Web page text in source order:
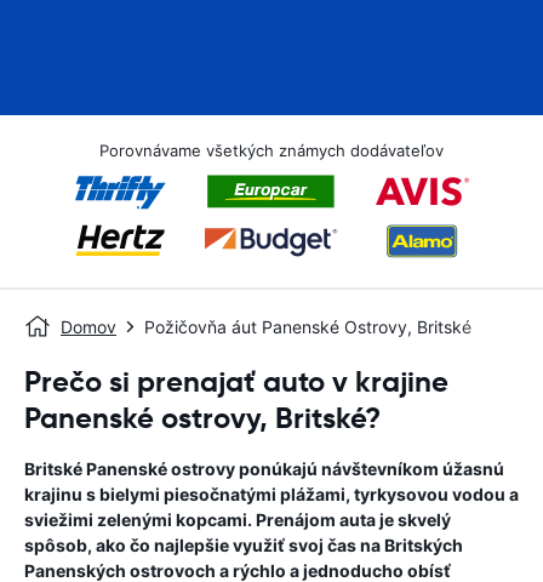
Porovnávame všetkých známych dodávateľov
Domov Požičovňa áut Panenské Ostrovy, Britské
Prečo si prenajať auto v krajine
Panenské ostrovy, Britské?
Britské Panenské ostrovy ponúkajú návštevníkom úžasnú
krajinu s bielymi piesočnatými plážami, tyrkysovou vodou a
sviežimi zelenými kopcami. Prenájom auta je skvelý
spôsob, ako čo najlepšie využiť svoj čas na Britských
Panenských ostrovoch a rýchlo a jednoducho obísť